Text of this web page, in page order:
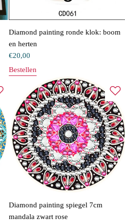
Diamond painting ronde klok: boom
en herten
€20,00
Bestellen
Diamond painting spiegel 7cm
mandala zwart rose